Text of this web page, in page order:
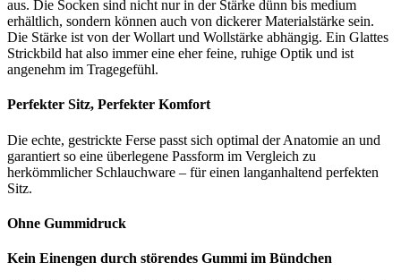
aus. Die Socken sind nicht nur in der Stärke dünn bis medium
erhältlich, sondern können auch von dickerer Materialstärke sein.
Die Stärke ist von der Wollart und Wollstärke abhängig. Ein Glattes
Strickbild hat also immer eine eher feine, ruhige Optik und ist
angenehm im Tragegefühl.
Perfekter Sitz, Perfekter Komfort
Die echte, gestrickte Ferse passt sich optimal der Anatomie an und
garantiert so eine überlegene Passform im Vergleich zu
herkömmlicher Schlauchware – für einen langanhaltend perfekten
Sitz.
Ohne Gummidruck
Kein Einengen durch störendes Gummi im Bündchen